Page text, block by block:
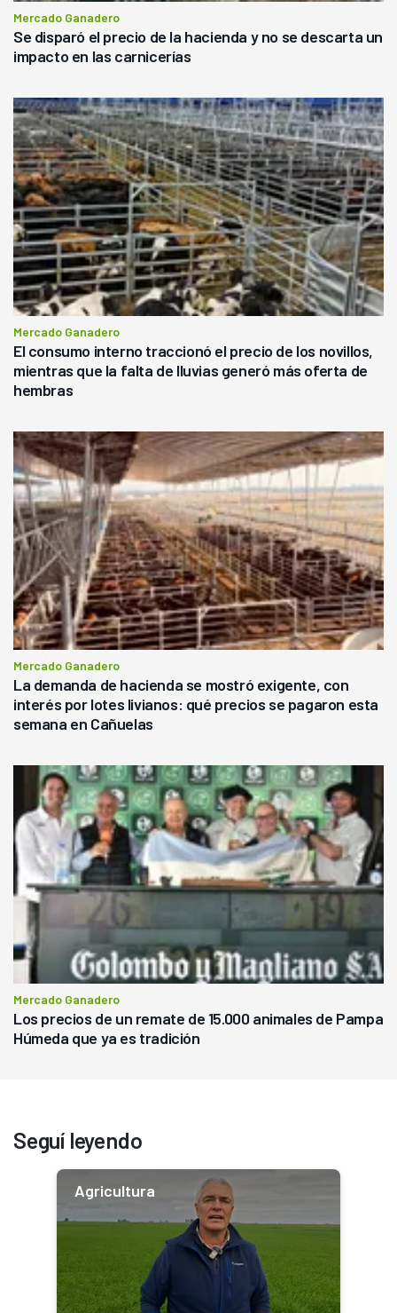
Mercado Ganadero
Se disparó el precio de la hacienda y no se descarta un
impacto en las carnicerías
Mercado Ganadero
El consumo interno traccionó el precio de los novillos,
mientras que la falta de lluvias generó más oferta de
hembras
Mercado Ganadero
La demanda de hacienda se mostró exigente, con
interés por lotes livianos: qué precios se pagaron esta
semana en Cañuelas
Mercado Ganadero
Los precios de un remate de 15.000 animales de Pampa
Húmeda que ya es tradición
Seguí leyendo
Agricultura